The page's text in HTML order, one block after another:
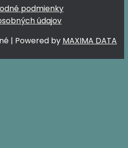
podmienky
údajov
| Powered by MAXIMA DATA